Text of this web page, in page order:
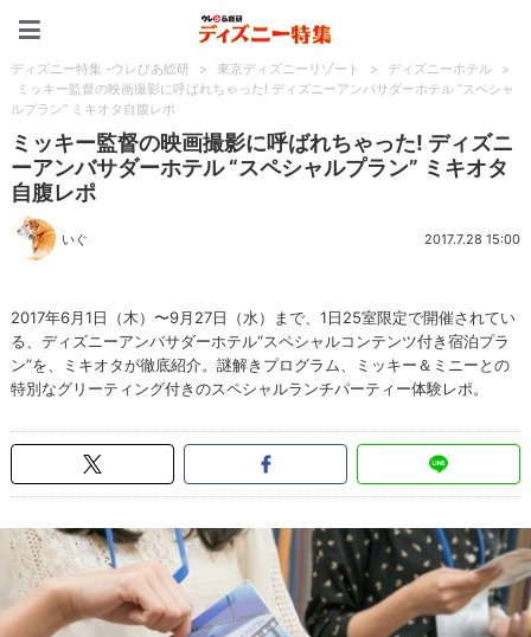
ディズニー特集 -ウレぴあ総研 > 東京ディズニーリゾート > ディズニーホテル
>
ミッキー監督の映画撮影に呼ばれちゃった! ディズニーアンバサダーホテル “スペシャ
ルプラン” ミキオタ自腹レポ
ミッキー監督の映画撮影に呼ばれちゃった! ディズニ
ーアンバサダーホテル “スペシャルプラン” ミキオタ
自腹レポ
いぐ 2017.7.28 15:00
2017年6月1日（木）〜9月27日（水）まで、1日25室限定で開催されてい
る、ディズニーアンバサダーホテル“スペシャルコンテンツ付き宿泊プラ
ン”を、ミキオタが徹底紹介。謎解きプログラム、ミッキー＆ミニーとの
特別なグリーティング付きのスペシャルランチパーティー体験レポ。